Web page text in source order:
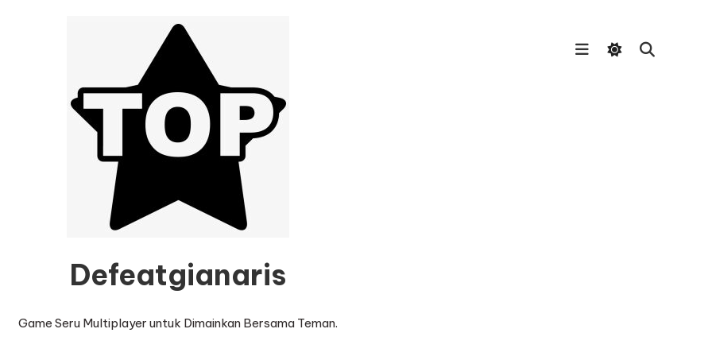
Defeatgianaris
Game Seru Multiplayer untuk Dimainkan Bersama Teman.